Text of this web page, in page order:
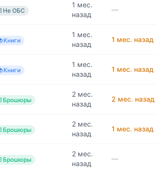
Не ОБС
1 мес.
назад
—
Книги
1 мес.
назад
1 мес. назад
Книги
1 мес.
назад
1 мес. назад
Брошюры
2 мес.
назад
2 мес. назад
Брошюры
2 мес.
назад
1 мес. назад
Брошюры
2 мес.
назад
—